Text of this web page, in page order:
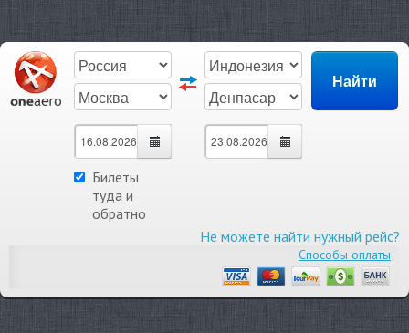
Билеты
туда и
обратно
Не можете найти нужный рейс?
Способы оплаты